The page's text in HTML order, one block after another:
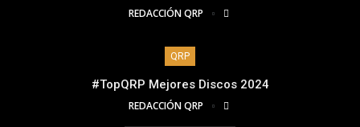
REDACCIÓN QRP
QRP
#TopQRP Mejores Discos 2024
REDACCIÓN QRP